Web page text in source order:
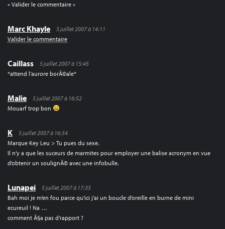
« Valider le commentaire »
Marc Khayle
5 juillet 2007 à 14:11
Valider le commentaire
Caillass
5 juillet 2007 à 15:45
*attend l’aurore borÃ©ale*
Malie
5 juillet 2007 à 16:52
Mouarf trop bon
K
5 juillet 2007 à 16:54
Marque Key Leu > Tu pues du sexe.
Il n’y a que les suceurs de marmites pour employer une balise acronym en vue
d’obtenir un soulignÃ© avec une infobulle.
Lunapei
5 juillet 2007 à 17:35
Bah moi je m’en fou parce qu’ici j’ai un boucle d’oreille en burne de mini
ecureuil ! Na …
comment Ã§a pas d’rapport ?